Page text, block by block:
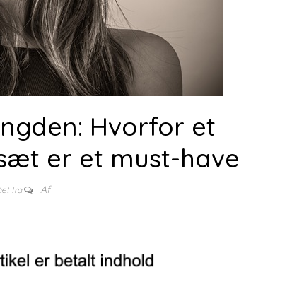
Hvorfor et
er et must-have
fra Af